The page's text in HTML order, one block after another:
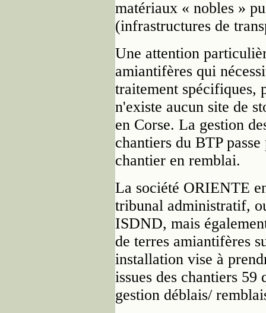
matériaux « nobles »
(infrastructures de
Une attention
amiantifères qui
traitement spécifiques,
n'existe aucun site de
en Corse. La gestion
chantiers du BTP
chantier en remblai.
La société ORIENTE
tribunal administratif,
ISDND, mais
de terres amiantifères
installation vise à
issues des chantiers 59
gestion déblais/